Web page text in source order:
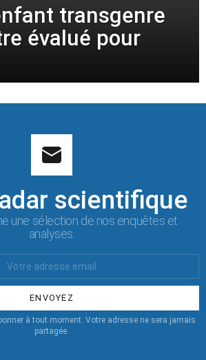
transgenre
évalué pour
scientifique
une sélection de nos enquêtes et
analyses.
à tout moment. Votre adresse ne sera jamais
partagée.